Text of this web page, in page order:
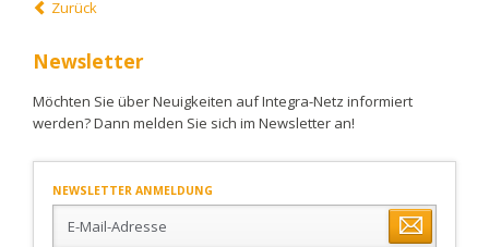
Zurück
Newsletter
Möchten Sie über Neuigkeiten auf Integra-Netz informiert
werden? Dann melden Sie sich im Newsletter an!
NEWSLETTER ANMELDUNG
Mail-